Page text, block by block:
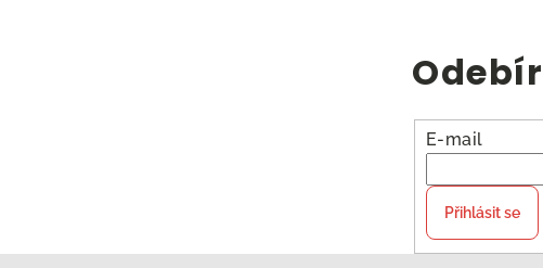
E-mail
Přihlásit se